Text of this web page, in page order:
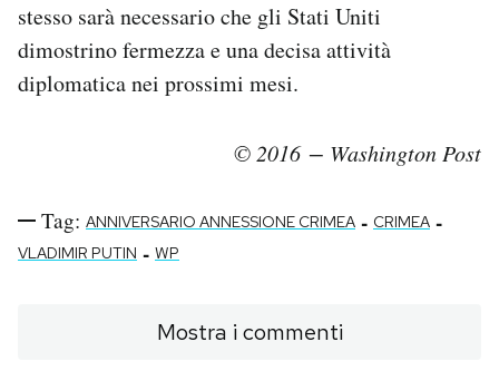
stesso sarà necessario che gli Stati Uniti
dimostrino fermezza e una decisa attività
diplomatica nei prossimi mesi.
© 2016 − Washington Post
Tag: ANNIVERSARIO ANNESSIONE CRIMEA - CRIMEA -
VLADIMIR PUTIN - WP
Mostra i commenti